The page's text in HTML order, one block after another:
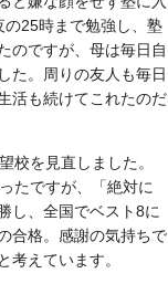
25時まで勉強し、塾
のですが、母は毎日自
た。周りの友人も毎日
活も続けてこれたのだ
校を見直しました。
たですが、「絶対に
し、全国でベスト8に
合格。感謝の気持ちで
えています。